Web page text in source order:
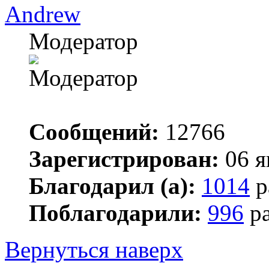
Andrew
Модератор
Сообщений: 12766
Зарегистрирован: 06
Благодарил (а): 1014
Поблагодарили: 996
Вернуться наверх